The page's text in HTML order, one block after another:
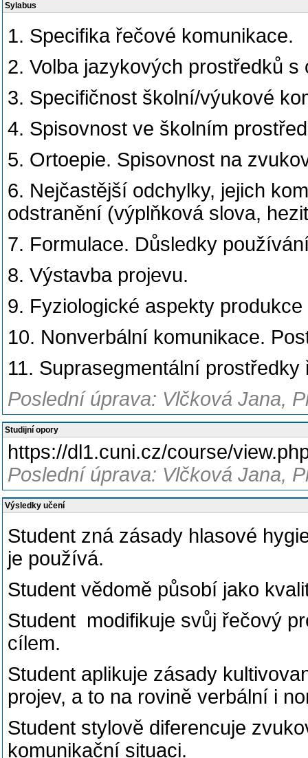
Sylabus
1. Specifika řečové komunikace.
2. Volba jazykových prostředků
3. Specifičnost školní/výukové
4. Spisovnost ve školním
5. Ortoepie. Spisovnost na
6. Nejčastější odchylky, jejich
odstranění (výplňková slova,
7. Formulace. Důsledky
8. Výstavba projevu.
9. Fyziologické aspekty
10. Nonverbální komunikace.
11. Suprasegmentální
Poslední úprava: Vlčková Jana,
Studijní opory
https://dl1.cuni.cz/course/
Poslední úprava: Vlčková Jana,
Výsledky učení
Student zná zásady hlasové
je používá.
Student vědomě působí jako
Student modifikuje svůj řečový
cílem.
Student aplikuje zásady
projev, a to na rovině verbální i
Student stylově diferencuje
komunikační situaci.